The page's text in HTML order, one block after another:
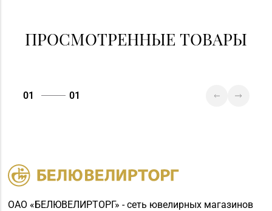
8 (01562) 5-42-41, 5-42-
«БЕЛЮВЕЛИРТОРГ» г.
Слоним, ул.
ПРОСМОТРЕННЫЕ ТОВАРЫ
01 01
ОАО «БЕЛЮВЕЛИРТОРГ» - сеть ювелирных магазинов